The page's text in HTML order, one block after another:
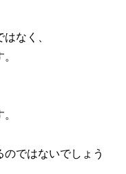
なく、
ではないでしょう